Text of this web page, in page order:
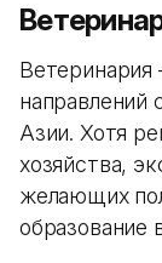
направлений
Азии. Хотя
хозяйства,
желающих
образование